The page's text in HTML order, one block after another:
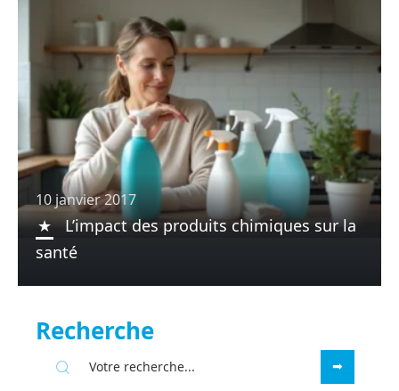
10 janvier 2017
L’impact des produits chimiques sur la
santé
Recherche